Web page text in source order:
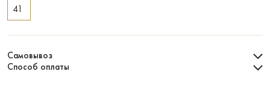
41
Самовывоз
Способ оплаты